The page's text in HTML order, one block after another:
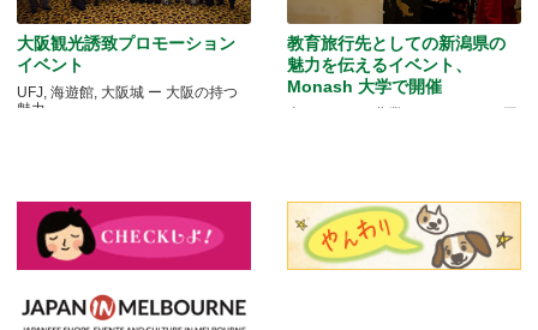
大阪観光誘致プロモーション
イベント
UFJ, 海遊館, 大阪城 ー 大阪の持つ
魅力
教育旅行先としての新潟県の
魅力を伝えるイベント、
Monash 大学で開催
米どころでの農業とモノづくりの両